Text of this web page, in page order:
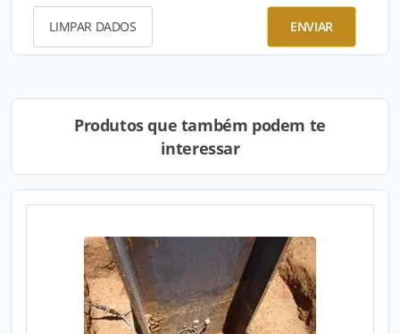
LIMPAR DADOS ENVIAR
Produtos que também podem te
interessar